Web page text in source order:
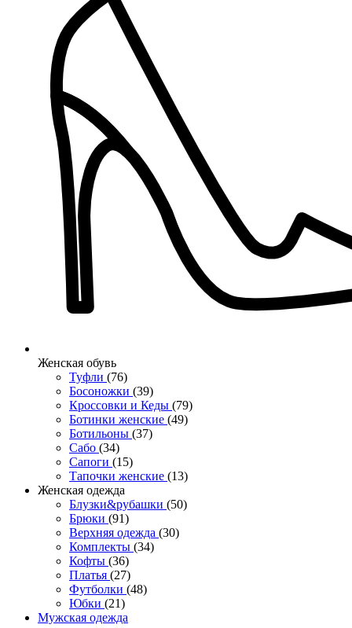
Женcкая обувь
Туфли (76)
Босоножки (39)
Кроссовки и Кеды (79)
Ботинки женские (49)
Ботильоны (37)
Сабо (34)
Сапоги (15)
Тапочки женские (13)
Женская одежда
Блузки&рубашки (50)
Брюки (91)
Верхняя одежда (30)
Комплекты (34)
Кофты (36)
Платья (27)
Футболки (48)
Юбки (21)
Мужская одежда